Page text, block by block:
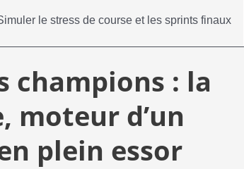
le stress de course et les sprints finaux
champions : la
moteur d’un
plein essor